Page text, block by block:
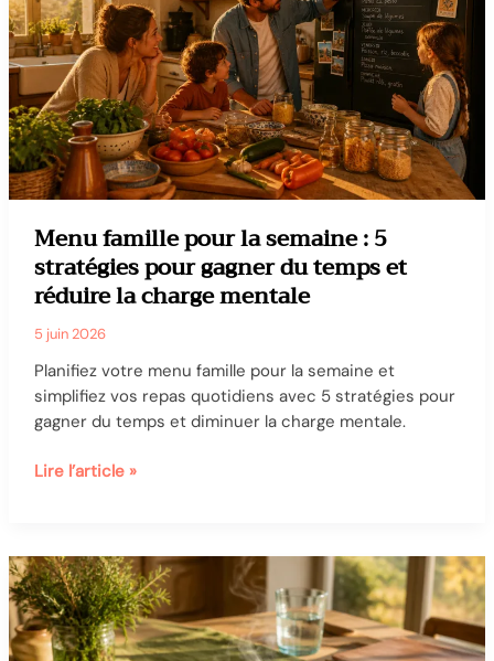
3
recettes
express
pour
sublimer
vos
fins
de
Menu famille pour la semaine : 5
stratégies pour gagner du temps et
réduire la charge mentale
5 juin 2026
Planifiez votre menu famille pour la semaine et
simplifiez vos repas quotidiens avec 5 stratégies pour
gagner du temps et diminuer la charge mentale.
Menu
semaine
:
5
stratégies
Lire l’article »